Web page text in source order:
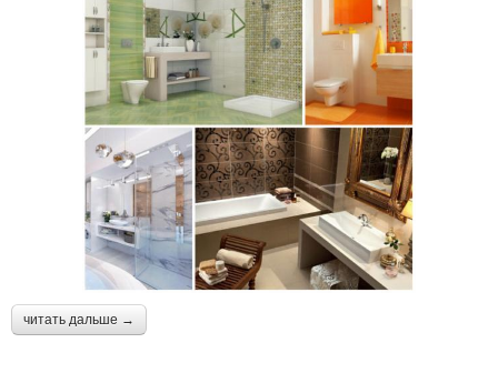
читать дальше →